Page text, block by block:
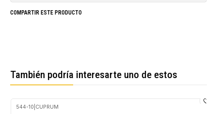
COMPARTIR ESTE PRODUCTO
También podría interesarte uno de estos
544-10 CUPRUM